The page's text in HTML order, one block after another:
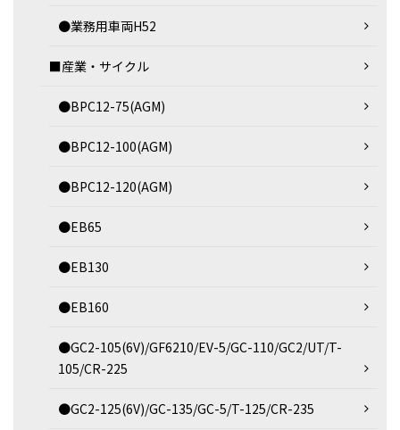
●業務用車両H52
■産業・サイクル
●BPC12-75(AGM)
●BPC12-100(AGM)
●BPC12-120(AGM)
●EB65
●EB130
●EB160
●GC2-105(6V)/GF6210/EV-5/GC-110/GC2/UT/T-
105/CR-225
●GC2-125(6V)/GC-135/GC-5/T-125/CR-235